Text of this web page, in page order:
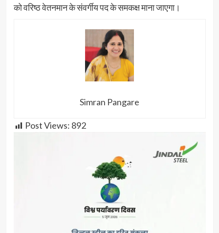
को वरिष्ठ वेतनमान के संवर्गीय पद के समकक्ष माना जाएगा।
Simran Pangare
Post Views: 892